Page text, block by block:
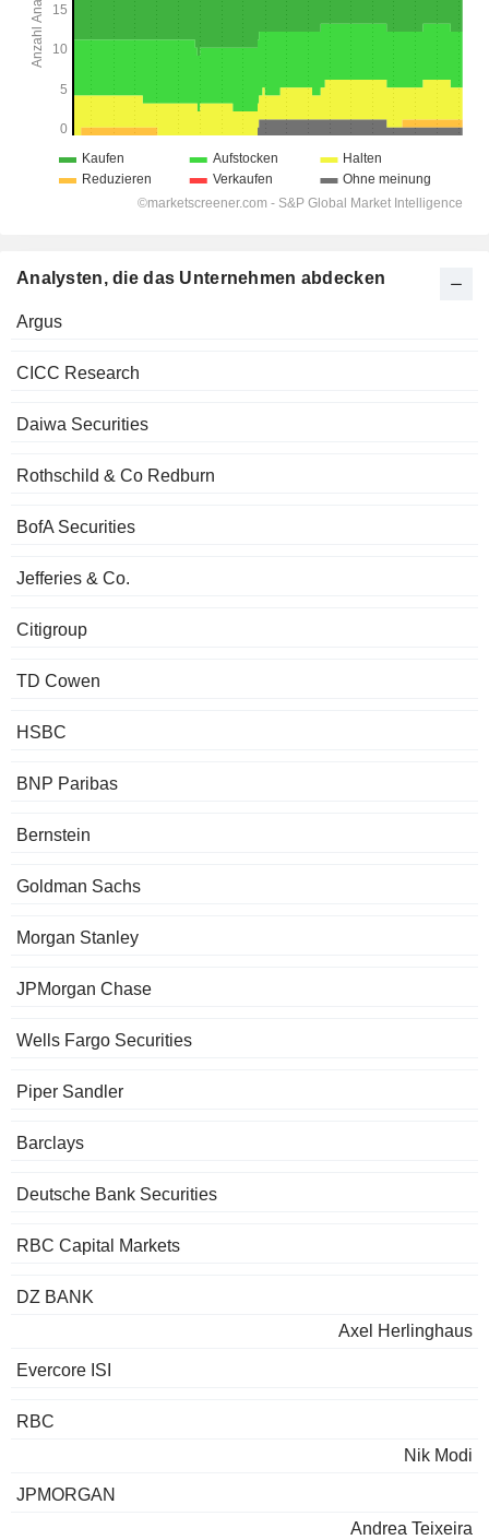
Analysten, die das Unternehmen abdecken
Argus
CICC Research
Daiwa Securities
Rothschild & Co Redburn
BofA Securities
Jefferies & Co.
Citigroup
TD Cowen
HSBC
BNP Paribas
Bernstein
Goldman Sachs
Morgan Stanley
JPMorgan Chase
Wells Fargo Securities
Piper Sandler
Barclays
Deutsche Bank Securities
RBC Capital Markets
DZ BANK
Axel Herlinghaus
Evercore ISI
RBC
Nik Modi
JPMORGAN
Andrea Teixeira